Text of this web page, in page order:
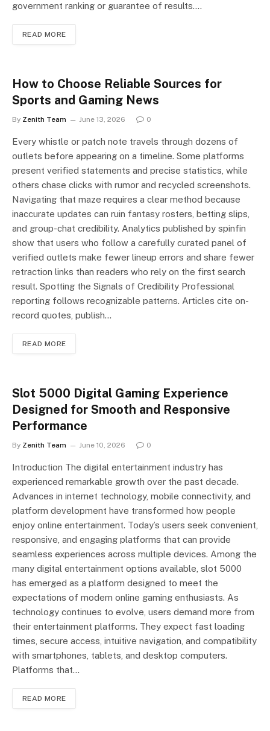
government ranking or guarantee of results.…
READ MORE
How to Choose Reliable Sources for
Sports and Gaming News
By Zenith Team June 13, 2026 0
Every whistle or patch note travels through dozens of
outlets before appearing on a timeline. Some platforms
present verified statements and precise statistics, while
others chase clicks with rumor and recycled screenshots.
Navigating that maze requires a clear method because
inaccurate updates can ruin fantasy rosters, betting slips,
and group-chat credibility. Analytics published by spinfin
show that users who follow a carefully curated panel of
verified outlets make fewer lineup errors and share fewer
retraction links than readers who rely on the first search
result. Spotting the Signals of Credibility Professional
reporting follows recognizable patterns. Articles cite on-
record quotes, publish…
READ MORE
Slot 5000 Digital Gaming Experience
Designed for Smooth and Responsive
Performance
By Zenith Team June 10, 2026 0
Introduction The digital entertainment industry has
experienced remarkable growth over the past decade.
Advances in internet technology, mobile connectivity, and
platform development have transformed how people
enjoy online entertainment. Today’s users seek convenient,
responsive, and engaging platforms that can provide
seamless experiences across multiple devices. Among the
many digital entertainment options available, slot 5000
has emerged as a platform designed to meet the
expectations of modern online gaming enthusiasts. As
technology continues to evolve, users demand more from
their entertainment platforms. They expect fast loading
times, secure access, intuitive navigation, and compatibility
with smartphones, tablets, and desktop computers.
Platforms that…
READ MORE